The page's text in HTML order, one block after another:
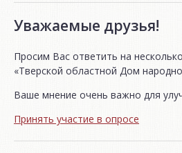
Уважаемые друзья!
Просим Вас ответить на
«Тверской областной Дом
Ваше мнение очень важно для
Принять участие в опросе